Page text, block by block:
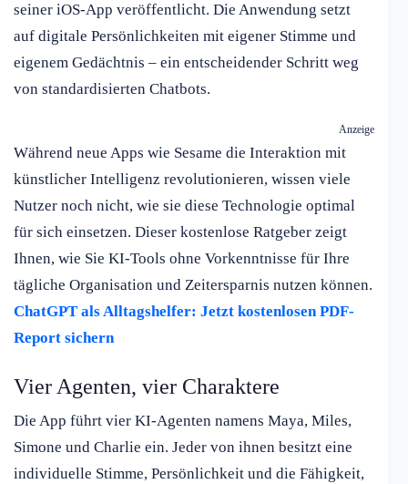
seiner iOS-App veröffentlicht. Die Anwendung setzt
auf digitale Persönlichkeiten mit eigener Stimme und
eigenem Gedächtnis – ein entscheidender Schritt weg
von standardisierten Chatbots.
Anzeige
Während neue Apps wie Sesame die Interaktion mit
künstlicher Intelligenz revolutionieren, wissen viele
Nutzer noch nicht, wie sie diese Technologie optimal
für sich einsetzen. Dieser kostenlose Ratgeber zeigt
Ihnen, wie Sie KI-Tools ohne Vorkenntnisse für Ihre
tägliche Organisation und Zeitersparnis nutzen können.
ChatGPT als Alltagshelfer: Jetzt kostenlosen PDF-
Report sichern
Vier Agenten, vier Charaktere
Die App führt vier KI-Agenten namens Maya, Miles,
Simone und Charlie ein. Jeder von ihnen besitzt eine
individuelle Stimme, Persönlichkeit und die Fähigkeit,